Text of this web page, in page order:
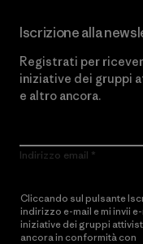
Iscrizione alla
Registrati per
iniziative dei gruppi
e altro ancora.
Indirizzo email
Cliccando sul pulsante
indirizzo e-mail e mi invii
iniziative dei gruppi
ancora in conformità con